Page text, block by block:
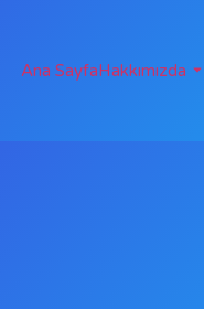
Ana SayfaHakkımızda